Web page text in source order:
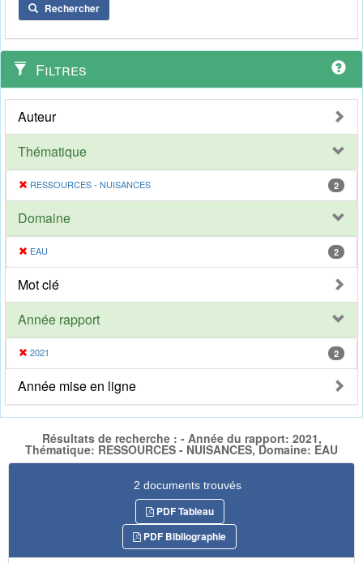
Rechercher
Filtres
Auteur
Thématique
RESSOURCES - NUISANCES 2
Domaine
EAU 2
Mot clé
Année rapport
2021 2
Année mise en ligne
Résultats de recherche : - Année du rapport: 2021,
Thématique: RESSOURCES - NUISANCES, Domaine: EAU
2 documents trouvés
PDF Tableau
PDF Bibliographie